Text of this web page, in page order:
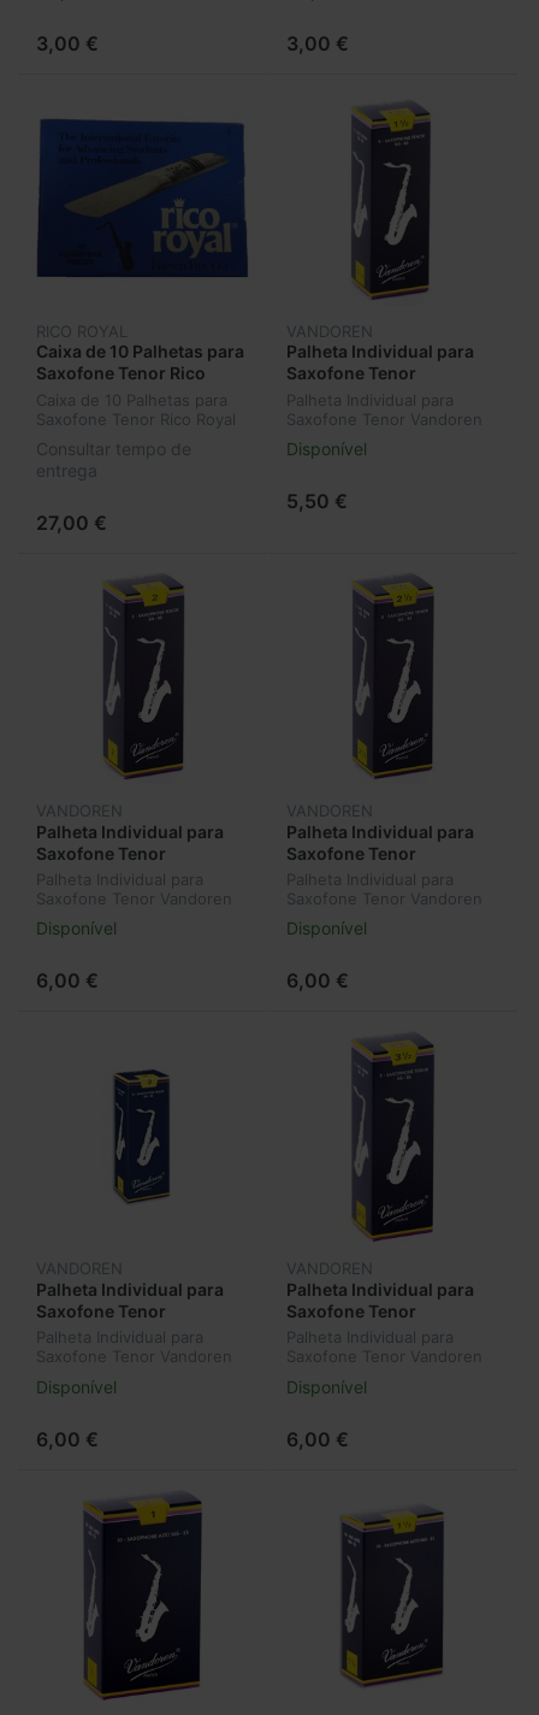
3,00 € 3,00 €
RICO ROYAL
Caixa de 10 Palhetas para
Saxofone Tenor Rico
Royal Nº4 226
Caixa de 10 Palhetas para
Saxofone Tenor Rico Royal
Consultar tempo de
entrega
27,00 €
VANDOREN
Palheta Individual para
Saxofone Tenor
Vandoren Classic Nº1,5
SR2215
Palheta Individual para
Saxofone Tenor Vandoren
Classic Nº1,5 SR2215
Disponível
5,50 €
VANDOREN
Palheta Individual para
Saxofone Tenor
Vandoren Classic Nº2
SR222
Palheta Individual para
Saxofone Tenor Vandoren
Classic Nº2 SR222
Disponível
6,00 €
VANDOREN
Palheta Individual para
Saxofone Tenor
Vandoren Classic Nº2,5
SR2225
Palheta Individual para
Saxofone Tenor Vandoren
Classic Nº2,5 SR2225
Disponível
6,00 €
VANDOREN
Palheta Individual para
Saxofone Tenor
Vandoren Classic Nº3
SR223
Palheta Individual para
Saxofone Tenor Vandoren
Classic Nº3 SR223
Disponível
6,00 €
VANDOREN
Palheta Individual para
Saxofone Tenor
Vandoren Classic Nº3,5
SR2235
Palheta Individual para
Saxofone Tenor Vandoren
Classic Nº3,5 SR2235
Disponível
6,00 €